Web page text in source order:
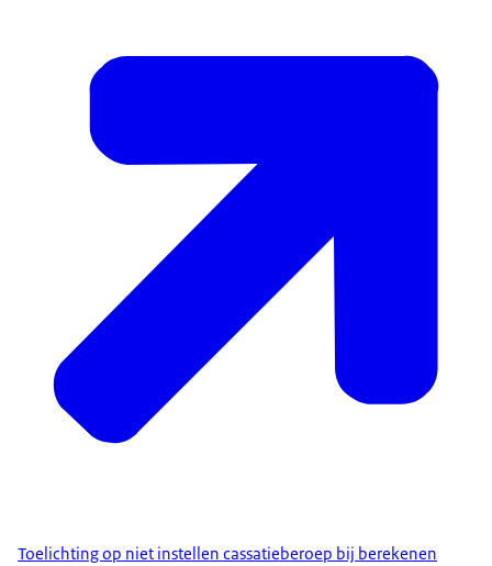
Toelichting op niet instellen cassatieberoep bij berekenen